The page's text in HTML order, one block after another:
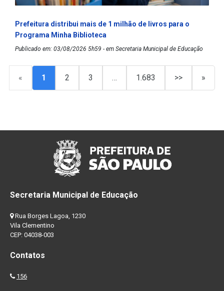
Prefeitura distribui mais de 1 milhão de livros para o
Programa Minha Biblioteca
Publicado em: 03/08/2026 5h59 - em Secretaria Municipal de Educação
« 1 2 3 … 1.683 >> »
Secretaria Municipal de Educação
Rua Borges Lagoa, 1230
Vila Clementino
CEP: 04038-003
Contatos
156